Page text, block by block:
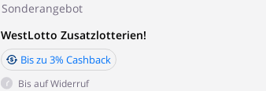
Sonderangebot
WestLotto Zusatzlotterien!
Bis zu 3% Cashback
Bis auf Widerruf